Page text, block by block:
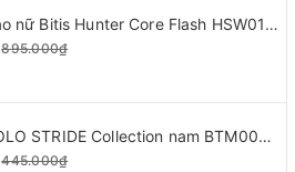
Giày thể thao nữ Bitis Hunter Core Flash HSW010800
895.000₫
Dép Bitis SOLO STRIDE Collection nam BTM002277
445.000₫